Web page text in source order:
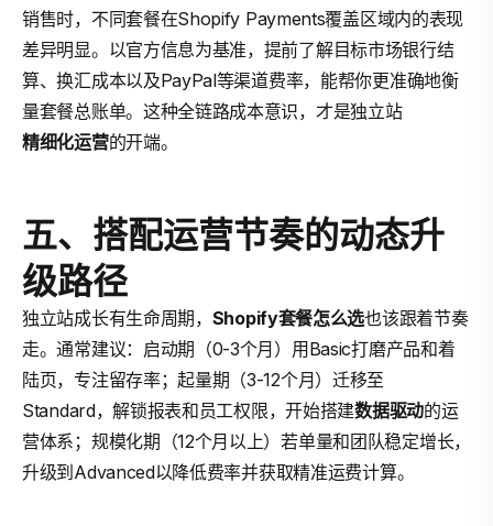
销售时，不同套餐在Shopify Payments覆盖区域内的表现
差异明显。以官方信息为基准，提前了解目标市场银行结
算、换汇成本以及PayPal等渠道费率，能帮你更准确地衡
量套餐总账单。这种全链路成本意识，才是独立站
精细化运营的开端。
五、搭配运营节奏的动态升
级路径
独立站成长有生命周期， Shopify套餐怎么选也该跟着节奏
走。通常建议：启动期（0-3个月）用Basic打磨产品和着
陆页，专注留存率；起量期（3-12个月）迁移至
Standard，解锁报表和员工权限，开始搭建数据驱动的运
营体系；规模化期（12个月以上）若单量和团队稳定增长，
升级到Advanced以降低费率并获取精准运费计算。